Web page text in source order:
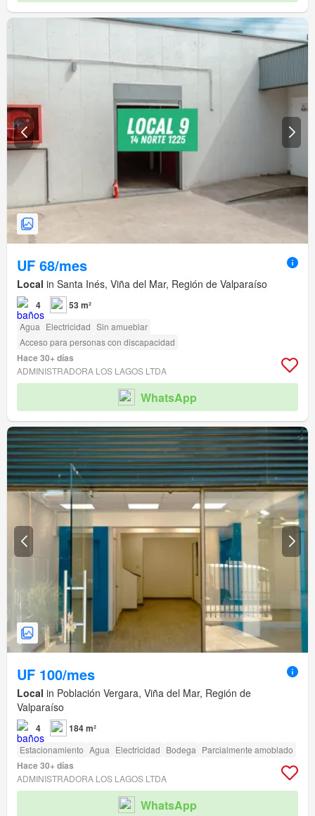
UF 68/mes
Local in Santa Inés, Viña del Mar, Región de Valparaíso
4 53 m²
Agua Electricidad Sin amueblar
Acceso para personas con discapacidad
Hace 30+ días
ADMINISTRADORA LOS LAGOS LTDA
WhatsApp
UF 100/mes
Local in Población Vergara, Viña del Mar, Región de
Valparaíso
4 184 m²
Estacionamiento Agua Electricidad Bodega Parcialmente amoblado
Hace 30+ días
ADMINISTRADORA LOS LAGOS LTDA
WhatsApp